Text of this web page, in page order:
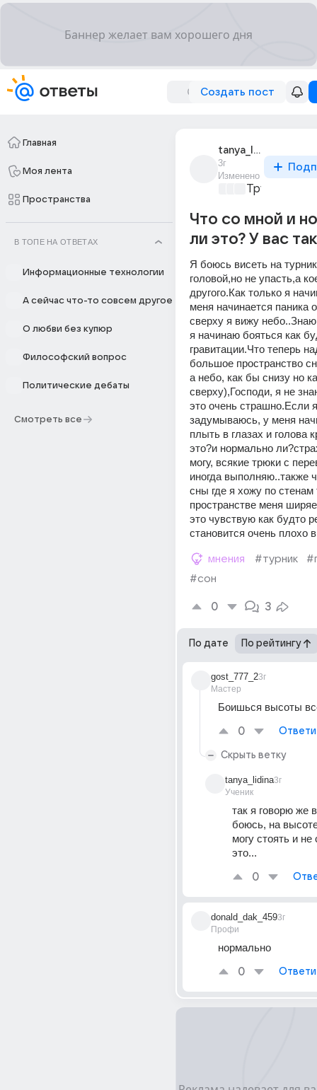
Создать пост
Главная
Моя лента
Пространства
В ТОПЕ НА ОТВЕТАХ
Информационные технологии
А сейчас что-то совсем другое
О любви без купюр
Философский вопрос
Политические дебаты
Смотреть все
tanya_lidina
3г
Изменено
Трушный
Что со мной и
ли это? У вас
Я боюсь висеть на
головой,но не упасть,а
другого.Как только я
меня начинается паника
сверху я вижу
я начинаю бояться как
гравитации.Что теперь
большое пространство
а небо, как бы снизу но
сверху),Господи, я не
это очень страшно.Если
задумываюсь, у меня
плыть в глазах и голова
это?и нормально
могу, всякие трюки с
иногда выполняю..также
сны где я хожу по стенам
пространстве меня
это чувствую как будто
становится очень плохо
мнения #турник
#сон
0 3
По дате По рейтингу
gost_777_2
Мастер
3г
Боишься высоты
0
Скрыть ветку
tanya_lidina
Ученик
3г
так я говорю же
боюсь, на
могу стоять и
это...
0
donald_dak_459
Профи
3г
нормально
0